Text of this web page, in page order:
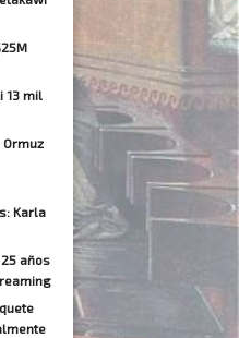
13 mil
Karla
años